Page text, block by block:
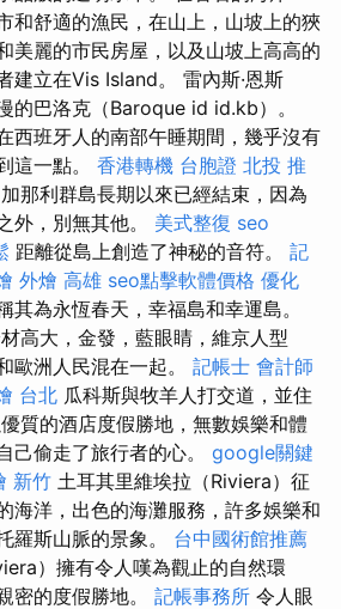
和舒適的漁民，在山上，山坡上的狹
美麗的市民房屋，以及山坡上高高的
建立在Vis Island。 雷內斯·恩斯
的巴洛克（Baroque id id.kb）。
西班牙人的南部午睡期間，幾乎沒有
這一點。 香港轉機 台胞證 北投 推
那利群島長期以來已經結束，因為
外，別無其他。 美式整復 seo
距離從島上創造了神秘的音符。 記
外燴 高雄 seo點擊軟體價格 優化
其為永恆春天，幸福島和幸運島。
高大，金發，藍眼睛，維京人型
歐洲人民混在一起。 記帳士 會計師
台北 瓜科斯與牧羊人打交道，並住
質的酒店度假勝地，無數娛樂和體
己偷走了旅行者的心。 google關鍵
新竹 土耳其里維埃拉（Riviera）征
海洋，出色的海灘服務，許多娛樂和
羅斯山脈的景象。 台中國術館推薦
）擁有令人嘆為觀止的自然環
密的度假勝地。 記帳事務所 令人眼